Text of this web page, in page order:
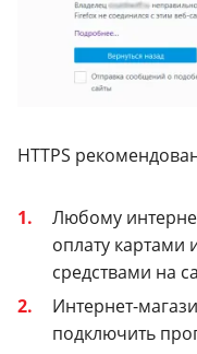
HTTPS
Любому
оплату
средствами на
Интернет-
подключить